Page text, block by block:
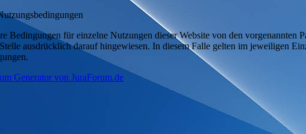
Bedingungen für einzelne Nutzungen dieser Website von den vorgenannten
ausdrücklich darauf hingewiesen. In diesem Falle gelten im jeweiligen
Generator von JuraForum.de